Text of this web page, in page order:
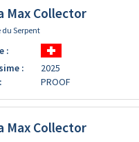
Max Collector
du Serpent
:
:
2025
PROOF
Max Collector